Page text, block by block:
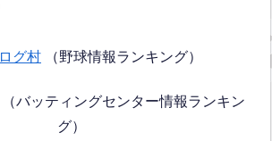
グ村 （野球情報ランキング）
（バッティングセンター情報ランキン
グ）